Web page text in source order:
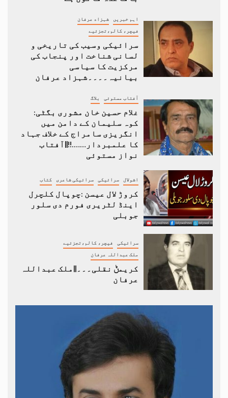
اہم خبریں شہزاد عرفان
فیچر، کالم،تجزئیے
سرائیکی وسیب کی تاریخی و
لسانی شناخت اور پنجاب کی
مرکزیت کا سیاسی
بیانیہ۔۔۔۔شہزاد عرفان
آفتاب مستوئی بلاگ
غلام حسین خان مشوری بگٹی:
کوہ سلیمان کے دامن میں
انگریزی سامراج کے خلاف جہاد
کا علمبردار…….!!||آفتاب
نواز مستوئی
اشولال سرائیکی سرائیکی شاعری کتاب
کروڑ لال عیسن :چوپال کلچرل
اینڈ لٹریری فورم دی سلور
جوبلی
سرائیکی فیچر، کالم،تجزئیے
ملک عبداللہ عرفان
کریمݨ نقلی۔۔۔||ملک عبداللہ
عرفان